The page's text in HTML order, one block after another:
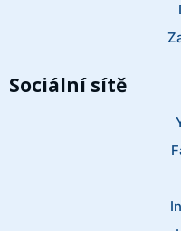
Sociální sítě